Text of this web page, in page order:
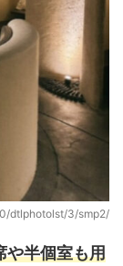
dtlphotolst/3/smp2/
や半個室も用